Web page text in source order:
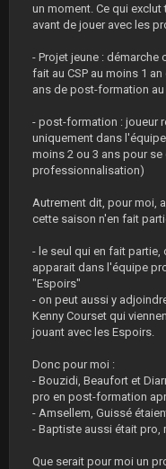
un moment. Ce qui
avant de jouer avec les
- Projet jeune : démarche
fait au CSP au moins 1
ans de post-formation
- post-formation : joueur
uniquement dans
moins 2 ou 3 ans pour
professionnalisation)
Autrement dit, pour moi,
cette saison n'en fait
- le seul qui en fait
apparait dans l'équipe
"Espoirs"
- on peut aussi y
Kenny Courset qui
jouant avec les Espoirs.
Donc pour moi :
- Bouzidi, Beaufort et
pro en post-formation
- Amsellem, Guissé
- Baptiste aussi était pro,
Que serait pour moi un